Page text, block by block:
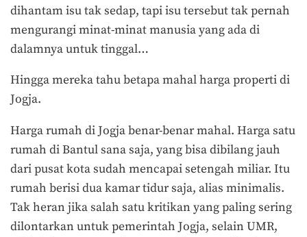
dihantam isu tak sedap, tapi isu tersebut tak pernah
mengurangi minat-minat manusia yang ada di
dalamnya untuk tinggal…
Hingga mereka tahu betapa mahal harga properti di
Jogja.
Harga rumah di Jogja benar-benar mahal. Harga satu
rumah di Bantul sana saja, yang bisa dibilang jauh
dari pusat kota sudah mencapai setengah miliar. Itu
rumah berisi dua kamar tidur saja, alias minimalis.
Tak heran jika salah satu kritikan yang paling sering
dilontarkan untuk pemerintah Jogja, selain UMR,